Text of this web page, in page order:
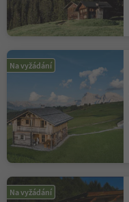
Na vyžádání
Na vyžádání